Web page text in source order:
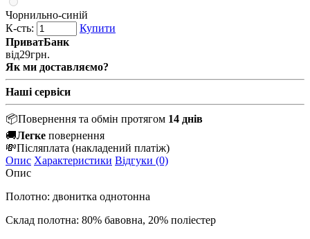
Чорнильно-синій
К-сть:
Купити
ПриватБанк
від29грн.
Як ми доставляємо?
Наші сервіси
📦Повернення та обмін протягом 14 днів
🚚Легке повернення
💸Післяплата (накладений платіж)
Опис Характеристики Відгуки (0)
Опис
Полотно: двонитка однотонна
Склад полотна: 80% бавовна, 20% поліестер